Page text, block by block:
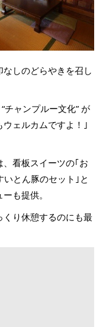
しのどらやきを召し
チャンプルー文化” が
ェルカムですよ！｣
看板スイーツの｢お
とん豚のセット｣と
も提供。
り休憩するのにも最